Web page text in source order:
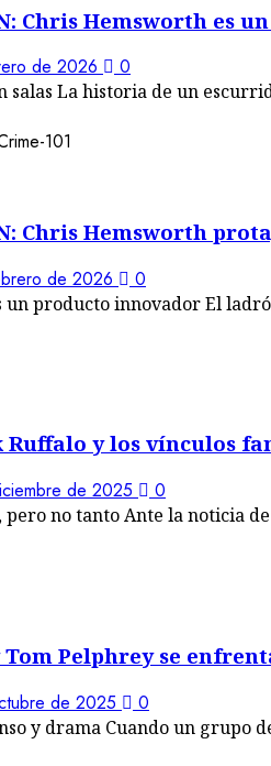
Chris Hemsworth es
de 2026 0
La historia de un
Chris Hemsworth
de 2026 0
un producto innovador El
Ruffalo y los vínculos
de 2025 0
pero no tanto Ante la noticia
Pelphrey se
de 2025 0
y drama Cuando un grupo